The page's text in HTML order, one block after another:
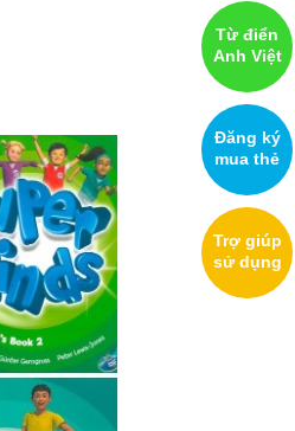
Từ điển
Anh Việt
Đăng ký
mua thẻ
Trợ giúp
sử dụng